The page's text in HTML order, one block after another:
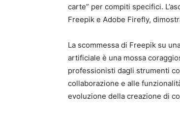
carte” per compiti specifici.
Freepik e Adobe Firefly,
La scommessa di Freepik su
artificiale è una mossa
professionisti dagli strumenti
collaborazione e alle
evoluzione della creazione di